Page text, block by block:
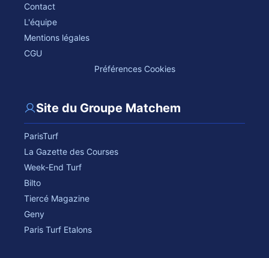
Contact
L'équipe
Mentions légales
CGU
Préférences Cookies
Site du Groupe Matchem
ParisTurf
La Gazette des Courses
Week-End Turf
Bilto
Tiercé Magazine
Geny
Paris Turf Etalons